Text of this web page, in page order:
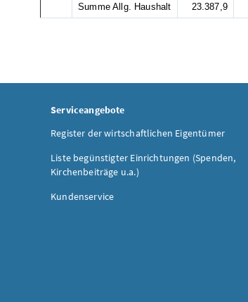
Summe Allg. Haushalt 23.387,9
Serviceangebote
Register der wirtschaftlichen Eigentümer
Liste begünstigter Einrichtungen (Spenden,
Kirchenbeiträge u.a.)
Kundenservice